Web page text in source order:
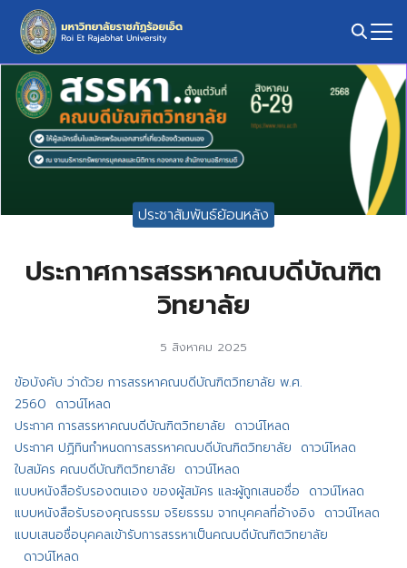
Skip
content
Search
for:
ประชาสัมพันธ์ย้อนหลัง
ประกาศการสรรหาคณบดีบัณฑิต
วิทยาลัย
5 สิงหาคม 2025
ข้อบังคับ ว่าด้วย การสรรหาคณบดีบัณฑิตวิทยาลัย พ.ศ.
2560 ดาวน์โหลด
ประกาศ การสรรหาคณบดีบัณฑิตวิทยาลัย ดาวน์โหลด
ประกาศ ปฏิทินกำหนดการสรรหาคณบดีบัณฑิตวิทยาลัย ดาวน์โหลด
ใบสมัคร คณบดีบัณฑิตวิทยาลัย ดาวน์โหลด
แบบหนังสือรับรองตนเอง ของผู้สมัคร และผู้ถูกเสนอชื่อ ดาวน์โหลด
แบบหนังสือรับรองคุณธรรม จริยธรรม จากบุคคลที่อ้างอิง ดาวน์โหลด
แบบเสนอชื่อบุคคลเข้ารับการสรรหาเป็นคณบดีบัณฑิตวิทยาลัย
ดาวน์โหลด